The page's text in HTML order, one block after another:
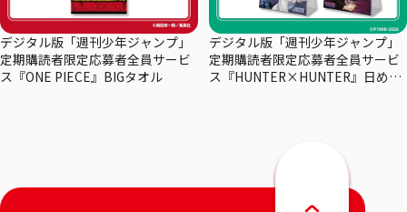
デジタル版「週刊少年ジャンプ」
定期購読者限定応募者全員サービ
ス『ONE PIECE』BIGタオル
デジタル版「週刊少年ジャンプ」
定期購読者限定応募者全員サービ
ス『HUNTER×HUNTER』日めく